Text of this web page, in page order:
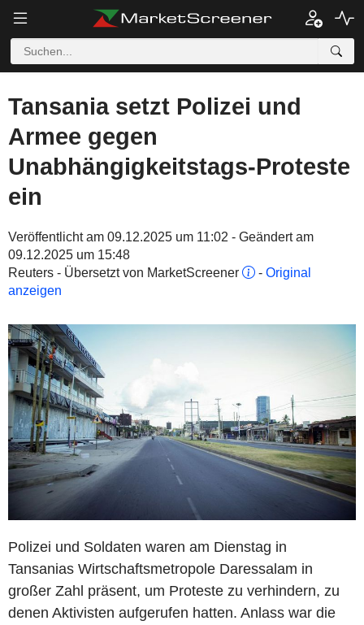
Tansania setzt Polizei und
Armee gegen
Unabhängigkeitstags-Proteste
ein
Veröffentlicht am 09.12.2025 um 11:02 - Geändert am
09.12.2025 um 15:48
Reuters - Übersetzt von MarketScreener
- Original
anzeigen
Polizei und Soldaten waren am Dienstag in
Tansanias Wirtschaftsmetropole Daressalam in
großer Zahl präsent, um Proteste zu verhindern, zu
denen Aktivisten aufgerufen hatten. Anlass war die